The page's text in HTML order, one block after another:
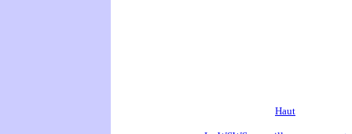
Haut